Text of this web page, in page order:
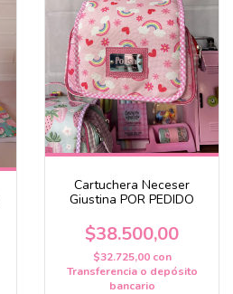
Cartuchera Neceser
Giustina POR PEDIDO
$38.500,00
$32.725,00 con
Transferencia o depósito
bancario